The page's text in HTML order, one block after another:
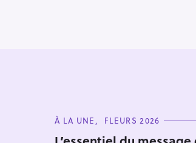
C
T
À LA UNE FLEURS 2026